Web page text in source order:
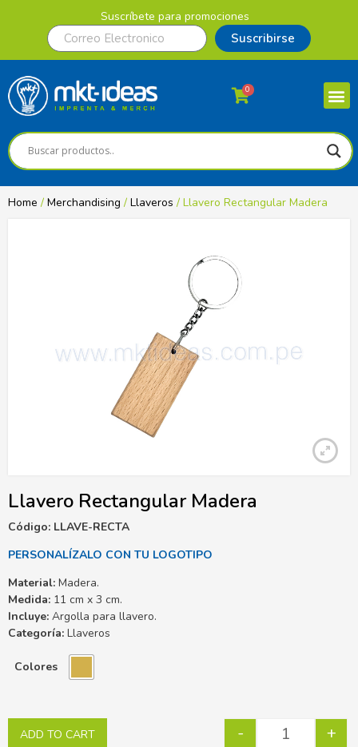
Suscríbete para promociones
Suscribirse
0
Home / Merchandising / Llaveros / Llavero Rectangular Madera
Llavero Rectangular Madera
Código: LLAVE-RECTA
PERSONALÍZALO CON TU LOGOTIPO
Material: Madera.
Medida: 11 cm x 3 cm.
Incluye: Argolla para llavero.
Categoría: Llaveros
Colores
- +
ADD TO CART